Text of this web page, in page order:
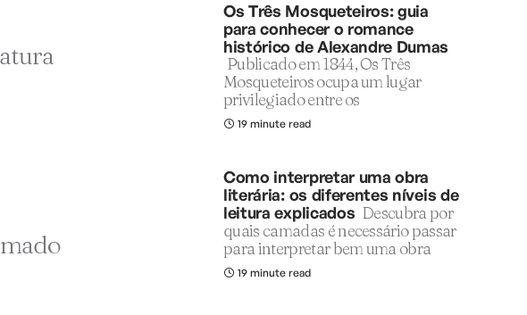
Os Três Mosqueteiros: guia
para conhecer o romance
histórico de Alexandre Dumas
Publicado em 1844, Os Três
Mosqueteiros ocupa um lugar
privilegiado entre os
19 minute read
Como interpretar uma obra
literária: os diferentes níveis de
leitura explicados Descubra por
quais camadas é necessário passar
para interpretar bem uma obra
19 minute read